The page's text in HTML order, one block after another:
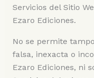
Servicios del Sitio
Ezaro Ediciones.
No se permite
falsa, inexacta o
Ezaro Ediciones, ni